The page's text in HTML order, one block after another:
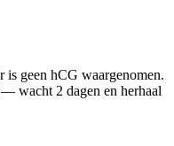
geen hCG waargenomen.
wacht 2 dagen en herhaal